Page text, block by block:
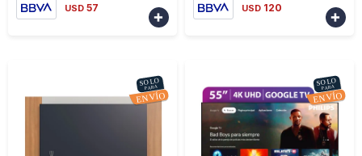
USD 57

USD 120
